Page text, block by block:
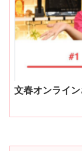
文春オンライ